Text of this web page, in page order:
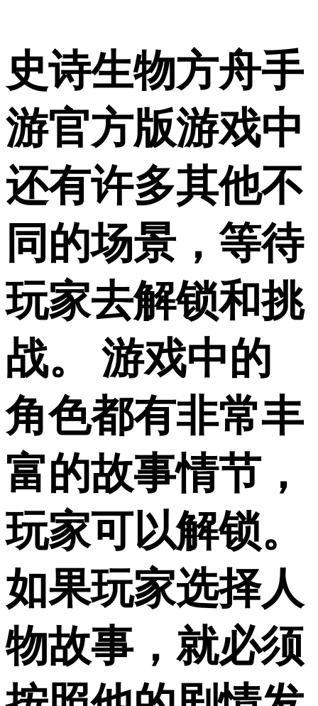
史诗生物方舟手
游官方版游戏中
还有许多其他不
同的场景，等待
玩家去解锁和挑
战。 游戏中的
角色都有非常丰
富的故事情节，
玩家可以解锁。
如果玩家选择人
物故事，就必须